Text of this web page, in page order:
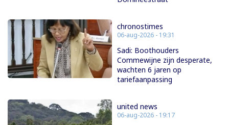
chronostimes
06-aug-2026 - 19:31
Sadi: Boothouders
Commewijne zijn desperate,
wachten 6 jaren op
tariefaanpassing
united news
06-aug-2026 - 19:17